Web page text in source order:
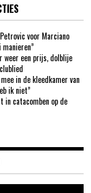
voor Marciano
weer een prijs, dolblije
in de kleedkamer van
ik niet”
in catacomben op de